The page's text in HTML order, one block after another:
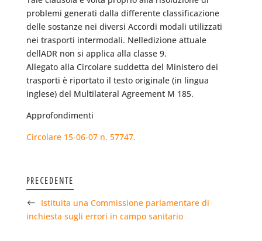
problemi generati dalla differente classificazione
delle sostanze nei diversi Accordi modali utilizzati
nei trasporti intermodali. Nelledizione attuale
dellADR non si applica alla classe 9.
Allegato alla Circolare suddetta del Ministero dei
trasporti è riportato il testo originale (in lingua
inglese) del Multilateral Agreement M 185.
Approfondimenti
Circolare 15-06-07 n. 57747.
PRECEDENTE
Istituita una Commissione parlamentare di
inchiesta sugli errori in campo sanitario